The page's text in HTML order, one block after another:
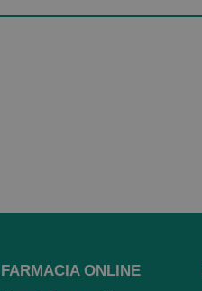
FARMACIA ONLINE